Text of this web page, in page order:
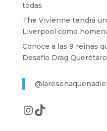
todas
The Vivienne tendrá
Liverpool como
Conoce a las 9 reinas
Desafío Drag
Instagram
TikTok